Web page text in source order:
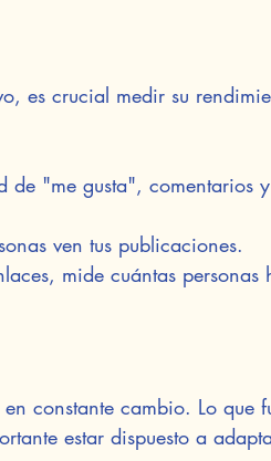
es crucial medir su
"me gusta", comentarios
ven tus publicaciones.
mide cuántas personas
constante cambio. Lo que
estar dispuesto a